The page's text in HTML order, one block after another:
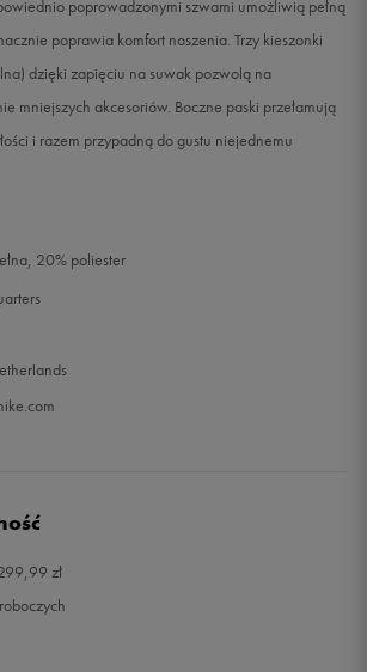
poprowadzonymi szwami umożliwią pełną
poprawia komfort noszenia. Trzy kieszonki
dzięki zapięciu na suwak pozwolą na
mniejszych akcesoriów. Boczne paski przełamują
i razem przypadną do gustu niejednemu
20% poliester
zł